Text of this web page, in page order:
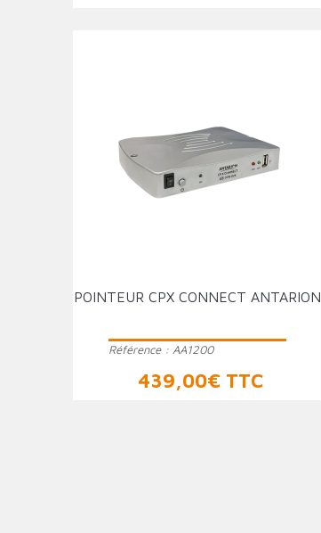
POINTEUR CPX CONNECT ANTARION
Référence : AA1200
Prix
439,00€ TTC